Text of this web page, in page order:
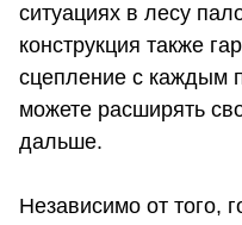
ситуациях в лесу
конструкция также
сцепление с каждым
можете расширять
дальше.
Независимо от того,